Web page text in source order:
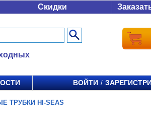
Скидки
ВОЙТИ /
ТРУБКИ HI-SEAS